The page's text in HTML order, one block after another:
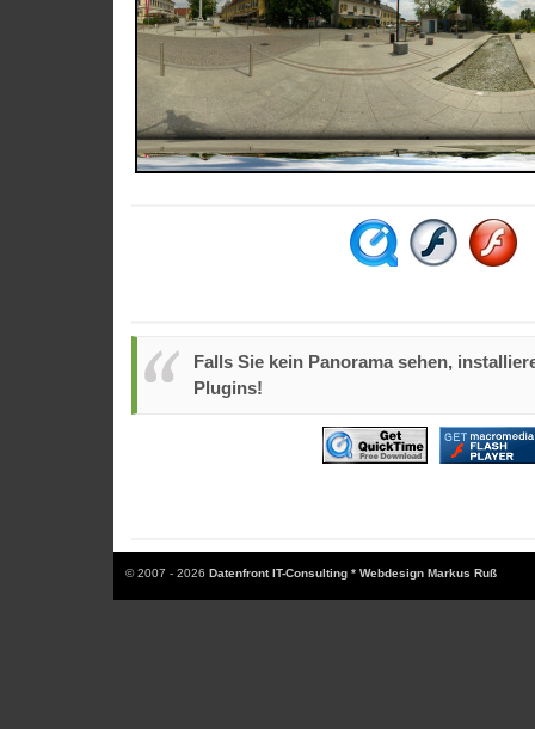
Falls Sie kein Panorama sehen,
Plugins!
© 2007 - 2026 Datenfront IT-Consulting * Webdesign Markus Ruß